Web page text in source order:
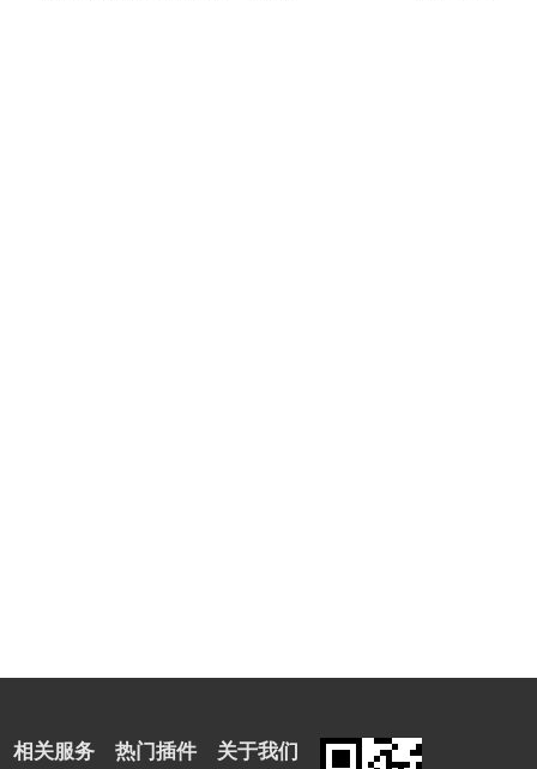
相关服务 热门插件 关于我们